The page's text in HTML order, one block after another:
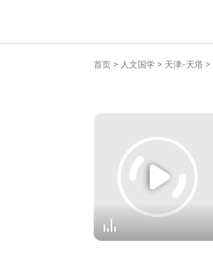
首页 > 人文国学 > 天津-天塔 >